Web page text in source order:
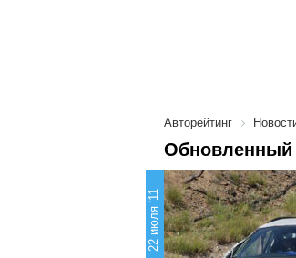
Авторейтинг
Обновленный
22 июля '11